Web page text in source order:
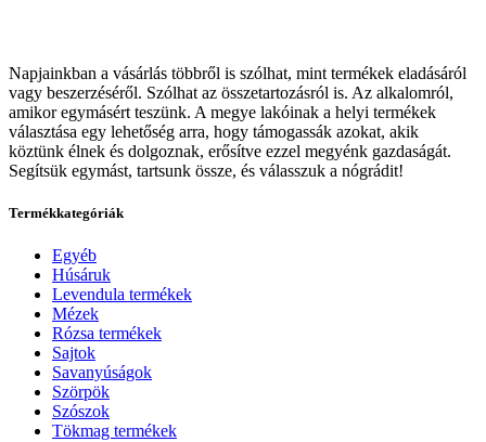
Napjainkban a vásárlás többről is szólhat, mint termékek eladásáról
vagy beszerzéséről. Szólhat az összetartozásról is. Az alkalomról,
amikor egymásért teszünk. A megye lakóinak a helyi termékek
választása egy lehetőség arra, hogy támogassák azokat, akik
köztünk élnek és dolgoznak, erősítve ezzel megyénk gazdaságát.
Segítsük egymást, tartsunk össze, és válasszuk a nógrádit!
Termékkategóriák
Egyéb
Húsáruk
Levendula termékek
Mézek
Rózsa termékek
Sajtok
Savanyúságok
Szörpök
Szószok
Tökmag termékek